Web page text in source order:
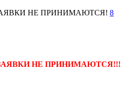
НЕ ПРИНИМАЮТСЯ! 8
НЕ ПРИНИМАЮТСЯ!!!